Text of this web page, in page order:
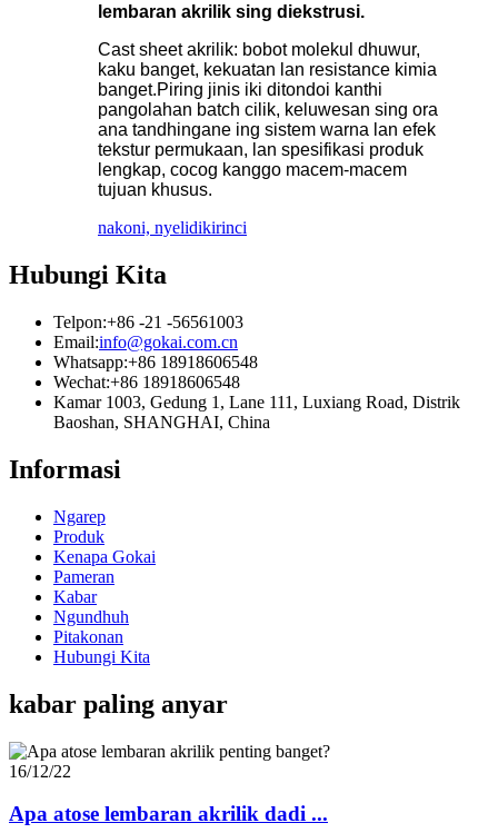
lembaran akrilik sing diekstrusi.
Cast sheet akrilik: bobot molekul dhuwur,
kaku banget, kekuatan lan resistance kimia
banget.Piring jinis iki ditondoi kanthi
pangolahan batch cilik, keluwesan sing ora
ana tandhingane ing sistem warna lan efek
tekstur permukaan, lan spesifikasi produk
lengkap, cocog kanggo macem-macem
tujuan khusus.
nakoni, nyelidikirinci
Hubungi Kita
Telpon:+86 -21 -56561003
Email:info@gokai.com.cn
Whatsapp:+86 18918606548
Wechat:+86 18918606548
Kamar 1003, Gedung 1, Lane 111, Luxiang Road, Distrik
Baoshan, SHANGHAI, China
Informasi
Ngarep
Produk
Kenapa Gokai
Pameran
Kabar
Ngundhuh
Pitakonan
Hubungi Kita
kabar paling anyar
16/12/22
Apa atose lembaran akrilik dadi ...